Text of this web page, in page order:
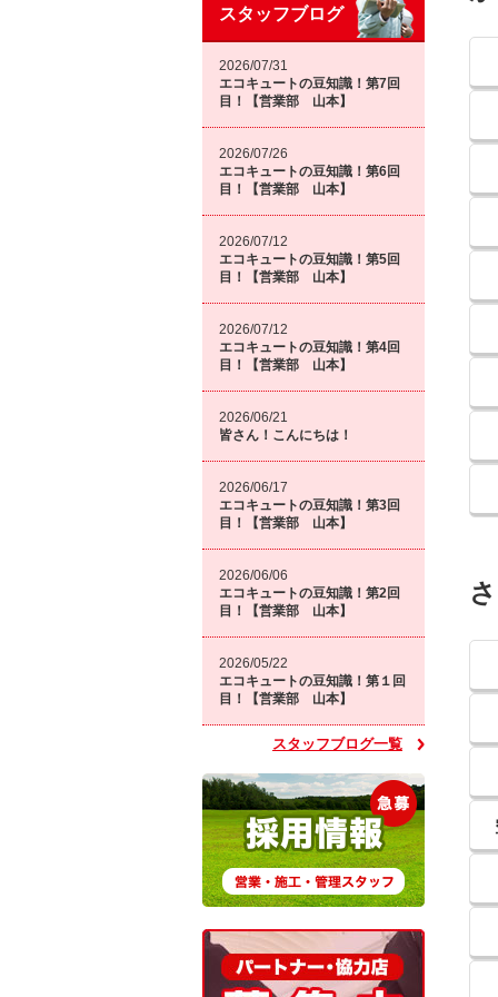
スタッフブログ
2026/07/31
エコキュートの豆知識！第7回
目！【営業部 山本】
2026/07/26
エコキュートの豆知識！第6回
目！【営業部 山本】
2026/07/12
エコキュートの豆知識！第5回
目！【営業部 山本】
2026/07/12
エコキュートの豆知識！第4回
目！【営業部 山本】
2026/06/21
皆さん！こんにちは！
2026/06/17
エコキュートの豆知識！第3回
目！【営業部 山本】
2026/06/06
エコキュートの豆知識！第2回
目！【営業部 山本】
2026/05/22
エコキュートの豆知識！第１回
目！【営業部 山本】
スタッフブログ一覧
さ